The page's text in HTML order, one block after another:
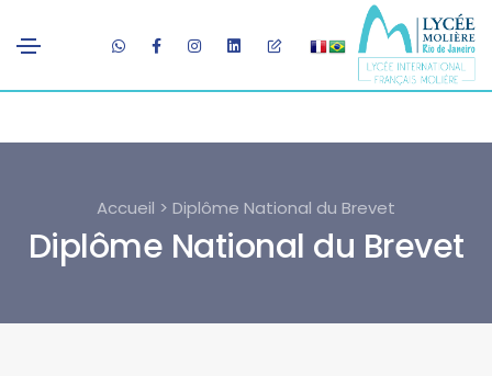
Accueil > Diplôme National du Brevet
Diplôme National du Brevet